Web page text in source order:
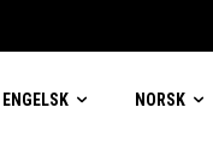
ENGELSK NORSK